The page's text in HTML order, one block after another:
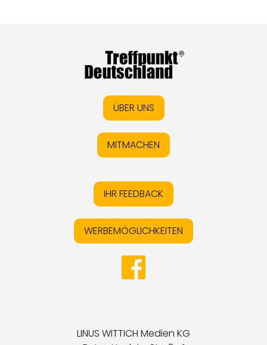
ÜBER UNS
MITMACHEN
IHR FEEDBACK
WERBEMÖGLICHKEITEN
LINUS WITTICH Medien KG